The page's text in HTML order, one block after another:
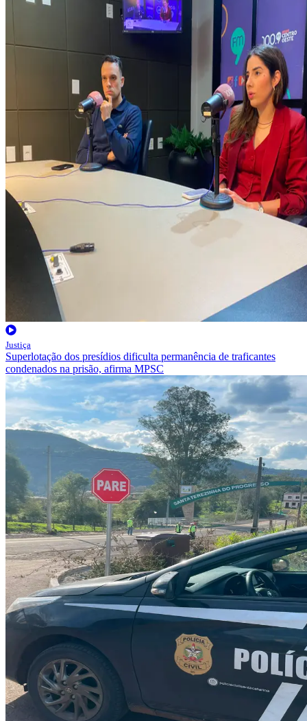
Justiça
Superlotação dos presídios dificulta permanência de traficantes
condenados na prisão, afirma MPSC